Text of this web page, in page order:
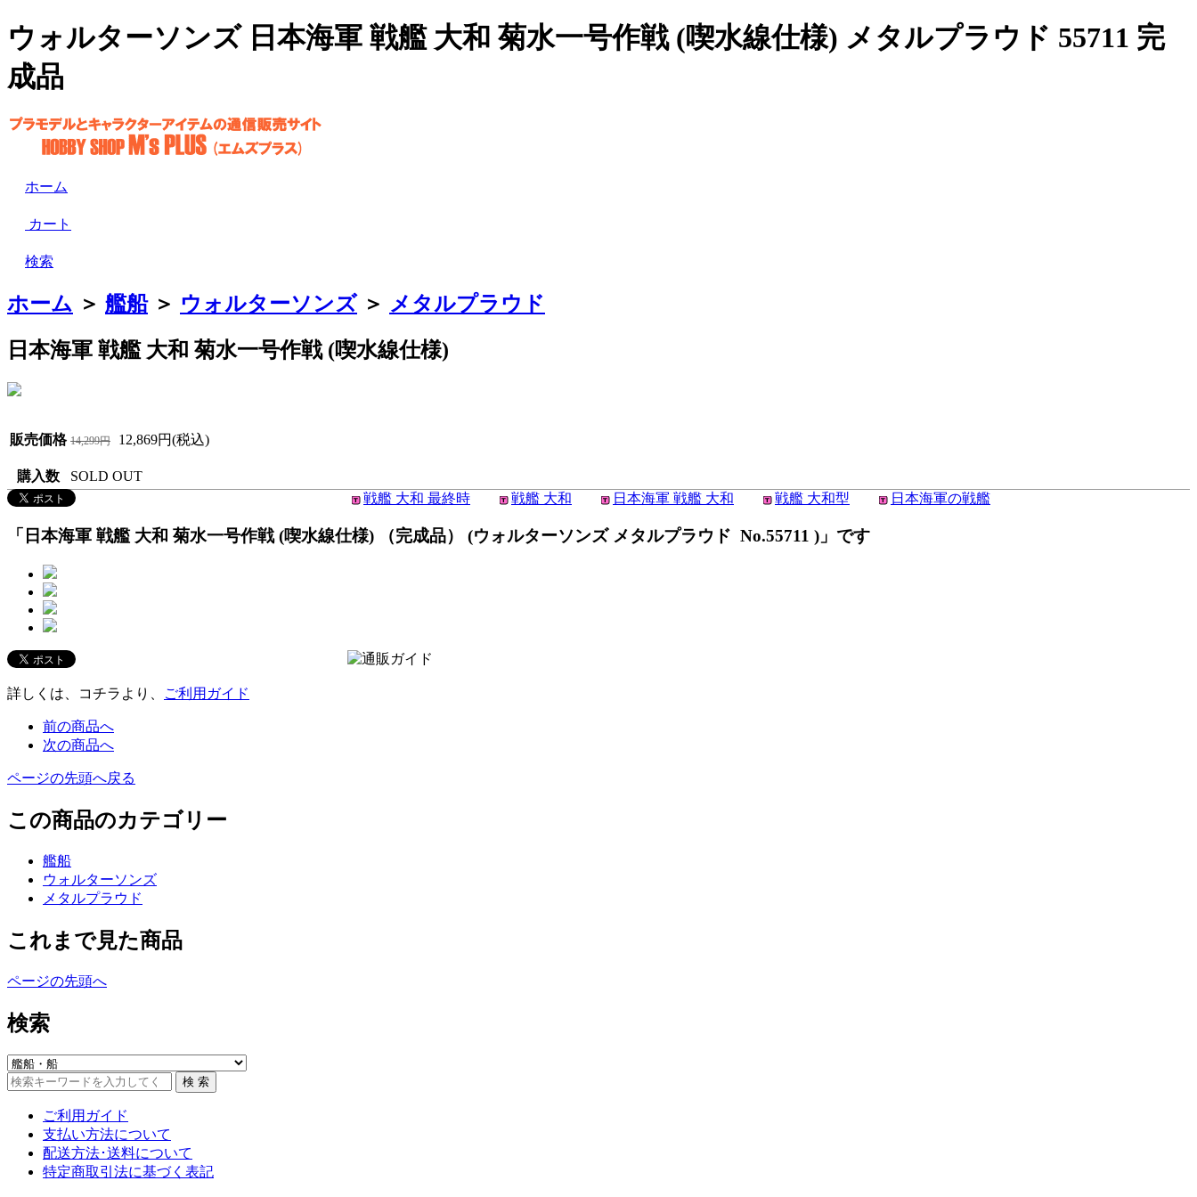
ウォルターソンズ 日本海軍 戦艦 大和 菊水一号作戦 (喫水線仕様) メタルプラウド 55711 完
成品
ホーム
カート
検索
ホーム ＞ 艦船＞ ウォルターソンズ＞ メタルプラウド
日本海軍 戦艦 大和 菊水一号作戦 (喫水線仕様)
販売価格 14,299円 12,869円(税込)
購入数
SOLD OUT
戦艦 大和 最終時
戦艦 大和 日本海軍 戦艦 大和 戦艦 大和型 日本海軍の戦艦
「日本海軍 戦艦 大和 菊水一号作戦 (喫水線仕様) （完成品） (ウォルターソンズ メタルプラウド No.55711 )」です
詳しくは、コチラより、 ご利用ガイド
前の商品へ
次の商品へ
ページの先頭へ戻る
この商品のカテゴリー
艦船
ウォルターソンズ
メタルプラウド
これまで見た商品
ページの先頭へ
検索
ご利用ガイド
支払い方法について
配送方法･送料について
特定商取引法に基づく表記